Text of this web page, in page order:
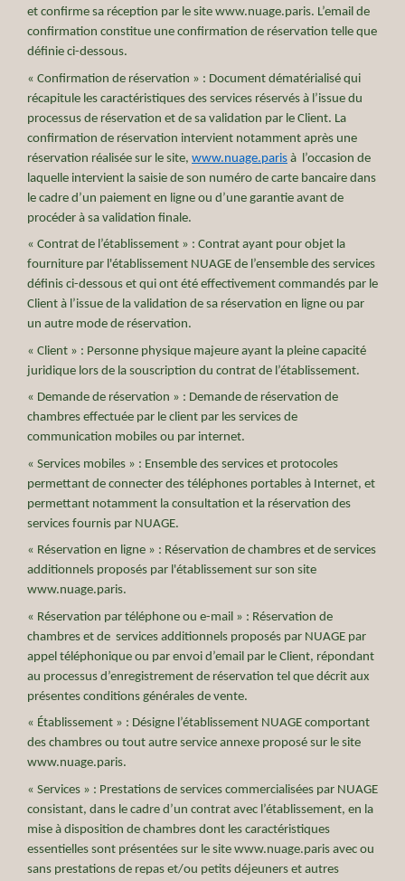
et confirme sa réception par le site www.nuage.paris. L’email de
confirmation constitue une confirmation de réservation telle que
définie ci-dessous.
« Confirmation de réservation » : Document dématérialisé qui
récapitule les caractéristiques des services réservés à l’issue du
processus de réservation et de sa validation par le Client. La
confirmation de réservation intervient notamment après une
réservation réalisée sur le site, www.nuage.paris à l’occasion de
laquelle intervient la saisie de son numéro de carte bancaire dans
le cadre d’un paiement en ligne ou d’une garantie avant de
procéder à sa validation finale.
« Contrat de l’établissement » : Contrat ayant pour objet la
fourniture par l'établissement NUAGE de l’ensemble des services
définis ci-dessous et qui ont été effectivement commandés par le
Client à l’issue de la validation de sa réservation en ligne ou par
un autre mode de réservation.
« Client » : Personne physique majeure ayant la pleine capacité
juridique lors de la souscription du contrat de l’établissement.
« Demande de réservation » : Demande de réservation de
chambres effectuée par le client par les services de
communication mobiles ou par internet.
« Services mobiles » : Ensemble des services et protocoles
permettant de connecter des téléphones portables à Internet, et
permettant notamment la consultation et la réservation des
services fournis par NUAGE.
« Réservation en ligne » : Réservation de chambres et de services
additionnels proposés par l'établissement sur son site
www.nuage.paris.
« Réservation par téléphone ou e-mail » : Réservation de
chambres et de services additionnels proposés par NUAGE par
appel téléphonique ou par envoi d’email par le Client, répondant
au processus d’enregistrement de réservation tel que décrit aux
présentes conditions générales de vente.
« Établissement » : Désigne l’établissement NUAGE comportant
des chambres ou tout autre service annexe proposé sur le site
www.nuage.paris.
« Services » : Prestations de services commercialisées par NUAGE
consistant, dans le cadre d’un contrat avec l’établissement, en la
mise à disposition de chambres dont les caractéristiques
essentielles sont présentées sur le site www.nuage.paris avec ou
sans prestations de repas et/ou petits déjeuners et autres